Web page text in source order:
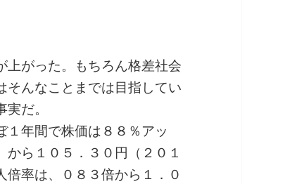
上がった。もちろん格差社会
そんなことまでは目指してい
だ。
１年間で株価は８８％アッ
ら１０５．３０円（２０１
率は、０８３倍から１．０